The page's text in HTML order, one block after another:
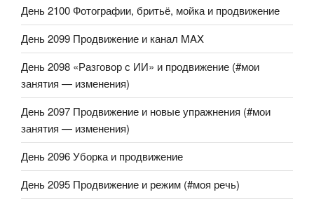
День 2100 Фотографии, бритьё, мойка и продвижение
День 2099 Продвижение и канал MAX
День 2098 «Разговор с ИИ» и продвижение (#мои
занятия — изменения)
День 2097 Продвижение и новые упражнения (#мои
занятия — изменения)
День 2096 Уборка и продвижение
День 2095 Продвижение и режим (#моя речь)